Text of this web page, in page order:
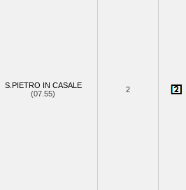
S.PIETRO IN CASALE
(07.55)
2